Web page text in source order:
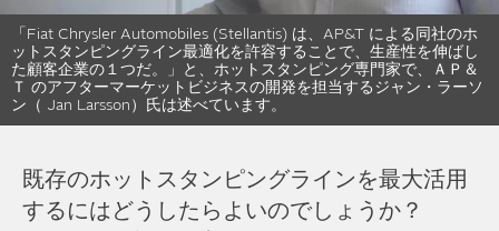
「Fiat Chrysler Automobiles (Stellantis) は、AP&T による同社のホ
ットスタンピングライン最適化を許容することで、生産性を伸ばし
た顧客企業の１つだ。」と、ホットスタンピング専門家で、ＡＰ＆
Ｔ のアフターマーケットビジネスの開発を担当するジャン・ラーソ
ン（ Jan Larsson）氏は述べています。
既存のホットスタンピングラインを最大活用
するにはどうしたらよいのでしょうか？